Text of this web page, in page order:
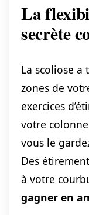
La
secrète
La scoliose a
zones de
exercices
votre
vous le
Des
à votre
gagner en